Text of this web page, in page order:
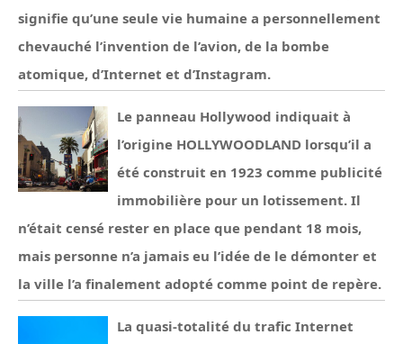
signifie qu’une seule vie humaine a personnellement
chevauché l’invention de l’avion, de la bombe
atomique, d’Internet et d’Instagram.
Le panneau Hollywood indiquait à
l’origine HOLLYWOODLAND lorsqu’il a
été construit en 1923 comme publicité
immobilière pour un lotissement. Il
n’était censé rester en place que pendant 18 mois,
mais personne n’a jamais eu l’idée de le démonter et
la ville l’a finalement adopté comme point de repère.
La quasi-totalité du trafic Internet